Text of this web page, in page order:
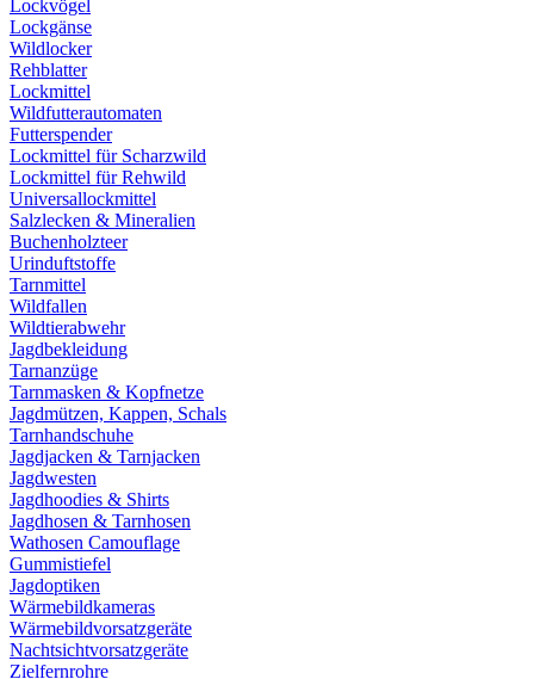
Lockvögel
Lockgänse
Wildlocker
Rehblatter
Lockmittel
Wildfutterautomaten
Futterspender
Lockmittel für Scharzwild
Lockmittel für Rehwild
Universallockmittel
Salzlecken & Mineralien
Buchenholzteer
Urinduftstoffe
Tarnmittel
Wildfallen
Wildtierabwehr
Jagdbekleidung
Tarnanzüge
Tarnmasken & Kopfnetze
Jagdmützen, Kappen, Schals
Tarnhandschuhe
Jagdjacken & Tarnjacken
Jagdwesten
Jagdhoodies & Shirts
Jagdhosen & Tarnhosen
Wathosen Camouflage
Gummistiefel
Jagdoptiken
Wärmebildkameras
Wärmebildvorsatzgeräte
Nachtsichtvorsatzgeräte
Zielfernrohre